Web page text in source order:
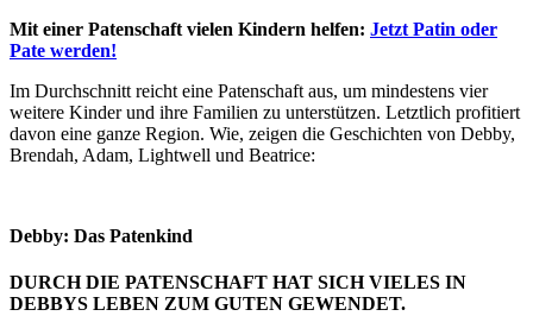
Mit einer Patenschaft vielen Kindern helfen: Jetzt Patin oder
Pate werden!
Im Durchschnitt reicht eine Patenschaft aus, um mindestens vier
weitere Kinder und ihre Familien zu unterstützen. Letztlich profitiert
davon eine ganze Region. Wie, zeigen die Geschichten von Debby,
Brendah, Adam, Lightwell und Beatrice:
Debby: Das Patenkind
DURCH DIE PATENSCHAFT HAT SICH VIELES IN
DEBBYS LEBEN ZUM GUTEN GEWENDET.